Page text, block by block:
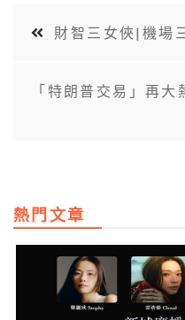
財智三女俠|機場
「特朗普交易」再
熱門文章